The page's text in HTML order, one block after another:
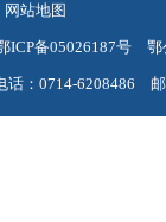
网站地图
ICP备05026187号 鄂
：0714-6208486